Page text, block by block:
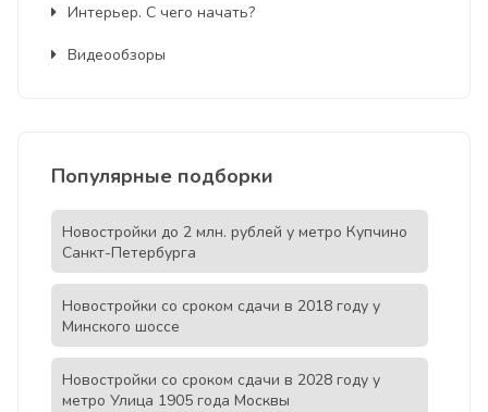
Интерьер. С чего начать?
Видеообзоры
Популярные подборки
Новостройки до 2 млн. рублей у метро Купчино
Санкт-Петербурга
Новостройки со сроком сдачи в 2018 году у
Минского шоссе
Новостройки со сроком сдачи в 2028 году у
метро Улица 1905 года Москвы